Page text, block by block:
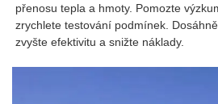
přenosu tepla a hmoty. Pomozte
zrychlete testování podmínek.
zvyšte efektivitu a snižte náklady.